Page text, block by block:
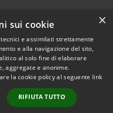
Copyright © 2026 • Comune di
Nembro • Powered by
Municipium•
Accesso
redazione
×
sui cookie
e assimilati strettamente
e alla navigazione del sito,
al solo fine di elaborare
aggregate e anonime.
la cookie policy al seguente link
RIFIUTA TUTTO